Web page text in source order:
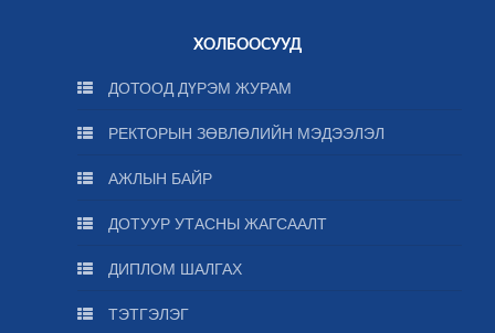
ХОЛБООСУУД
ДОТООД ДҮРЭМ ЖУРАМ
РЕКТОРЫН ЗӨВЛӨЛИЙН МЭДЭЭЛЭЛ
АЖЛЫН БАЙР
ДОТУУР УТАСНЫ ЖАГСААЛТ
ДИПЛОМ ШАЛГАХ
ТЭТГЭЛЭГ